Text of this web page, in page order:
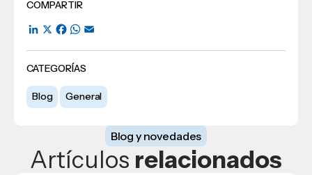
COMPARTIR
LinkedIn
X Facebook
WhatsApp
CATEGORÍAS
Blog General
Blog y novedades
Artículos relacionados